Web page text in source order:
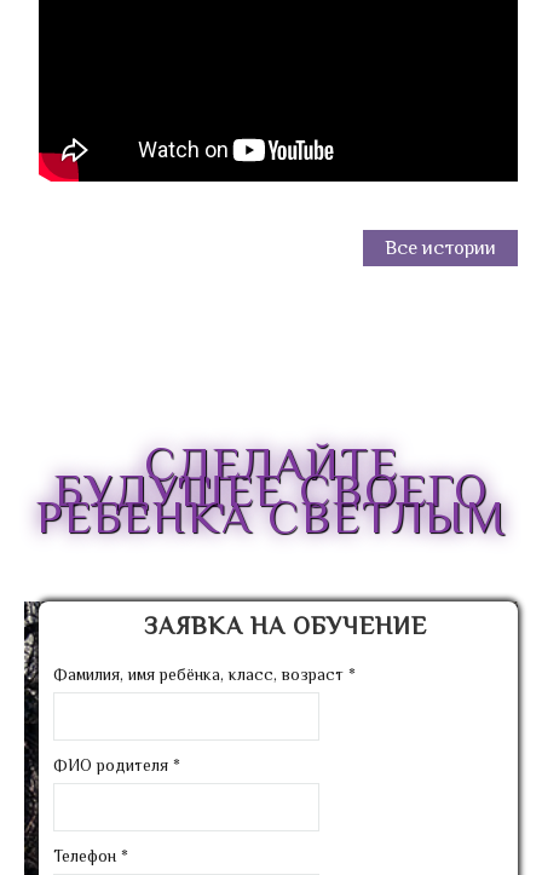
Все истории
СДЕЛАЙТЕ
БУДУЩЕЕ СВОЕГО
РЕБЕНКА СВЕТЛЫМ
ЗАЯВКА НА ОБУЧЕНИЕ
Фамилия, имя ребёнка, класс, возраст *
ФИО родителя *
Телефон *